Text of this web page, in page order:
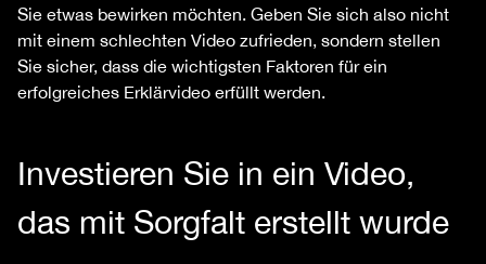
Sie etwas bewirken möchten. Geben Sie sich also nicht
mit einem schlechten Video zufrieden, sondern stellen
Sie sicher, dass die wichtigsten Faktoren für ein
erfolgreiches Erklärvideo erfüllt werden.
Investieren Sie in ein Video,
das mit Sorgfalt erstellt wurde